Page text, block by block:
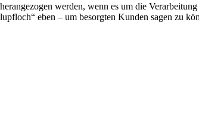
werden, wenn es um die
eben – um besorgten Kunden sagen zu